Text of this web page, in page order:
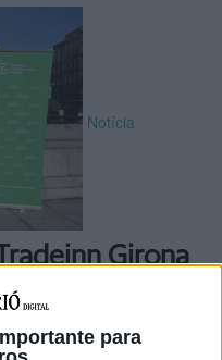
para
Notícia
Girona
l'1 de
la XII Tradeinn Girona en